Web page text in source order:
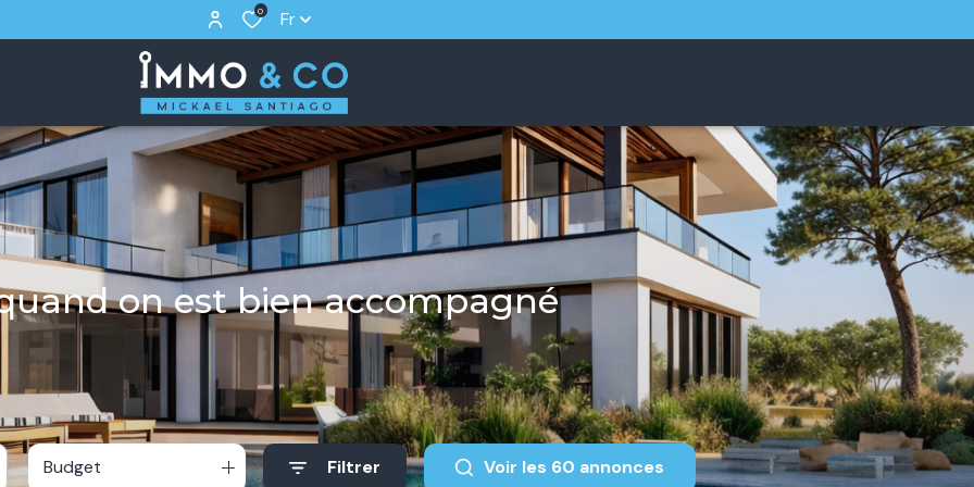
0 Fr
on est bien accompagné
Budget Filtrer Voir les 60 annonces